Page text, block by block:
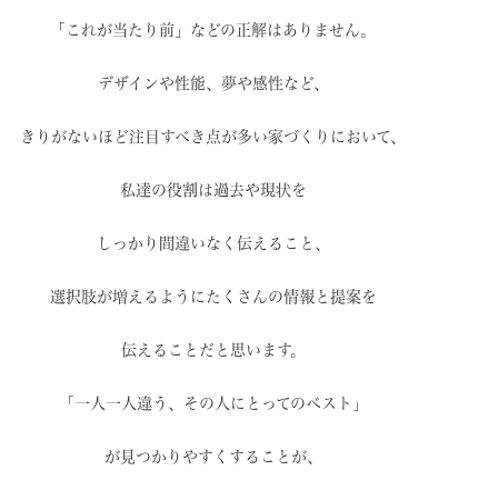
「これが当たり前」などの正解はありません。
デザインや性能、夢や感性など、
きりがないほど注目すべき点が多い家づくりにおいて、
私達の役割は過去や現状を
しっかり間違いなく伝えること、
選択肢が増えるように たくさんの情報と提案を
伝えることだと思います。
「一人一人違う、その人にとってのベスト」
が見つかりやすくすることが、